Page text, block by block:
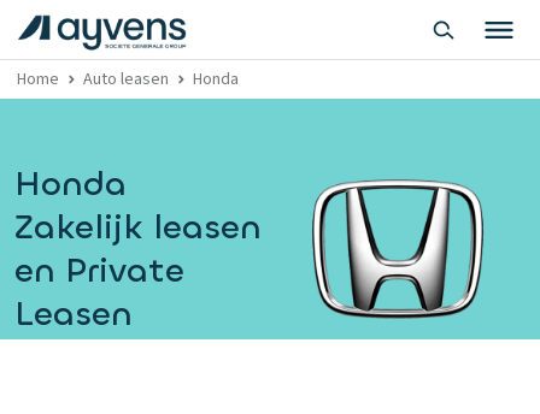
Home Auto leasen Honda
Honda
Zakelijk leasen
en Private
Leasen